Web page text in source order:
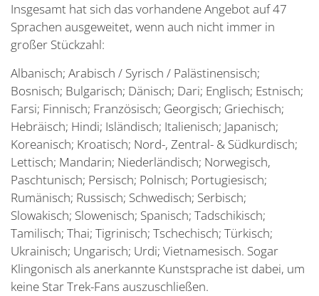
Insgesamt hat sich das vorhandene Angebot auf 47
Sprachen ausgeweitet, wenn auch nicht immer in
großer Stückzahl:
Albanisch; Arabisch / Syrisch / Palästinensisch;
Bosnisch; Bulgarisch; Dänisch; Dari; Englisch; Estnisch;
Farsi; Finnisch; Französisch; Georgisch; Griechisch;
Hebräisch; Hindi; Isländisch; Italienisch; Japanisch;
Koreanisch; Kroatisch; Nord-, Zentral- & Südkurdisch;
Lettisch; Mandarin; Niederländisch; Norwegisch,
Paschtunisch; Persisch; Polnisch; Portugiesisch;
Rumänisch; Russisch; Schwedisch; Serbisch;
Slowakisch; Slowenisch; Spanisch; Tadschikisch;
Tamilisch; Thai; Tigrinisch; Tschechisch; Türkisch;
Ukrainisch; Ungarisch; Urdi; Vietnamesisch. Sogar
Klingonisch als anerkannte Kunstsprache ist dabei, um
keine Star Trek-Fans auszuschließen.